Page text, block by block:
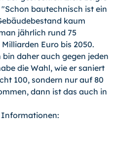
bautechnisch ist ein
kaum
jährlich rund 75
Euro bis 2050.
daher auch gegen jeden
die Wahl, wie er saniert
100, sondern nur auf 80
dann ist das auch in
Informationen: